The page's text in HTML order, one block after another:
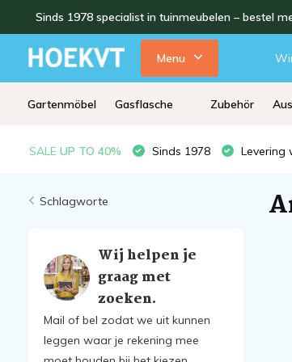
Sinds 1978 specialist in tuinmeubelen – bestel
Menu
Gartenmöbel Gasflasche Zubehör
SALE UP TO 40% Sinds 1978 Levering
Schlagworte
Wij helpen je
graag met
zoeken.
Mail of bel zodat we uit kunnen
leggen waar je rekening mee